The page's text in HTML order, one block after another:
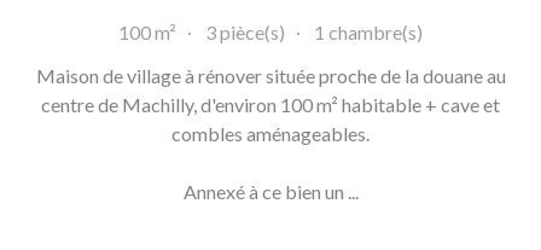
100 m² 3 pièce(s)
1 chambre(s)
Maison de village à rénover située proche de la douane au
centre de Machilly, d'environ 100 m² habitable + cave et
combles aménageables.
Annexé à ce bien un ...